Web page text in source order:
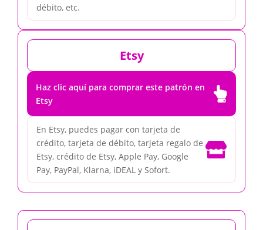
débito, etc.
Etsy
Haz clic aquí para comprar este patrón en
Etsy

En Etsy, puedes pagar con tarjeta de
crédito, tarjeta de débito, tarjeta regalo de
Etsy, crédito de Etsy, Apple Pay, Google
Pay, PayPal, Klarna, iDEAL y Sofort.
